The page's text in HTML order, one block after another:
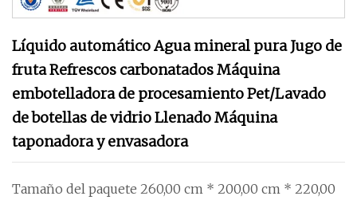
Líquido automático Agua mineral pura Jugo de
fruta Refrescos carbonatados Máquina
embotelladora de procesamiento Pet/Lavado
de botellas de vidrio Llenado Máquina
taponadora y envasadora
Tamaño del paquete 260,00 cm * 200,00 cm * 220,00